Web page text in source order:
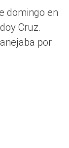
domingo en
Cruz.
por